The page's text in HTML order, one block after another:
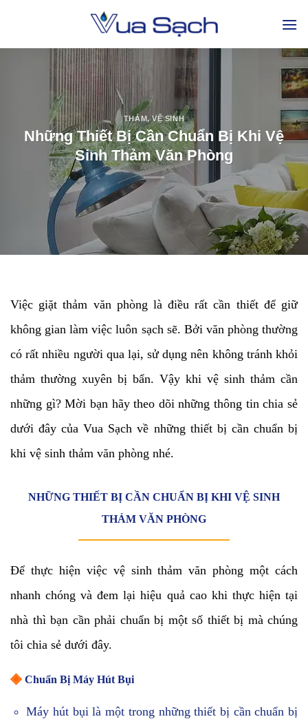
THẢM,VỆ SINH
Những Thiết Bị Cần Chuẩn Bị Khi Vệ
Sinh Thảm Văn Phòng
Việc giặt thảm văn phòng là điều rất cần thiết để giữ
không gian làm việc luôn sạch sẽ. Bởi văn phòng thường
có rất nhiều người qua lại, sử dụng nên không tránh khỏi
thảm thường xuyên bị bẩn. Vậy khi vệ sinh thảm cần
những gì? Mời bạn hãy theo dõi những thông tin chia sẻ
dưới đây của Vua Sạch về những thiết bị cần chuẩn bị
khi vệ sinh thảm văn phòng nhé.
NHỮNG THIẾT BỊ CẦN CHUẨN BỊ KHI VỆ SINH
THẢM VĂN PHÒNG
Để thực hiện việc vệ sinh thảm văn phòng một cách
nhanh chóng và đem lại hiệu quả cao khi thực hiện tại
nhà thì bạn cần phải chuẩn bị một số thiết bị mà chúng
tôi chia sẻ dưới đây.
◈ Chuẩn Bị Máy Hút Bụi
Máy hút bụi là một trong những thiết bị cần chuẩn bị